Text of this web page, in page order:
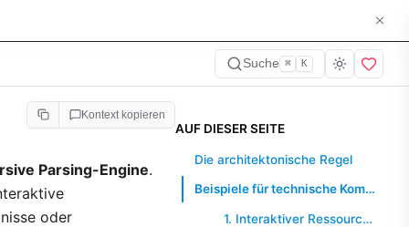
Suche ⌘ K
Kontext kopieren
Parsing-Engine.
oder
AUF DIESER SEITE
Die architektonische Regel
Beispiele für technische Komposition
1. Interaktiver Ressourcenblock